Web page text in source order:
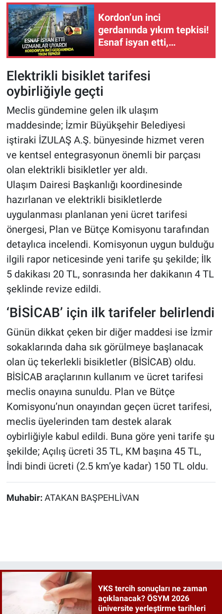
Kordon’un inci
gerdanında yıkım tepkisi!
Esnaf isyan etti,
Elektrikli bisiklet tarifesi
oybirliğiyle geçti
Meclis gündemine gelen ilk ulaşım
maddesinde; İzmir Büyükşehir Belediyesi
iştiraki İZULAŞ A.Ş. bünyesinde hizmet veren
ve kentsel entegrasyonun önemli bir parçası
olan elektrikli bisikletler yer aldı.
Ulaşım Dairesi Başkanlığı koordinesinde
hazırlanan ve elektrikli bisikletlerde
uygulanması planlanan yeni ücret tarifesi
önergesi, Plan ve Bütçe Komisyonu tarafından
detaylıca incelendi. Komisyonun uygun bulduğu
ilgili rapor neticesinde yeni tarife şu şekilde; İlk
5 dakikası 20 TL, sonrasında her dakikanın 4 TL
şeklinde revize edildi.
‘BİSİCAB’ için ilk tarifeler belirlendi
Günün dikkat çeken bir diğer maddesi ise İzmir
sokaklarında daha sık görülmeye başlanacak
olan üç tekerlekli bisikletler (BİSİCAB) oldu.
BİSİCAB araçlarının kullanım ve ücret tarifesi
meclis onayına sunuldu. Plan ve Bütçe
Komisyonu’nun onayından geçen ücret tarifesi,
meclis üyelerinden tam destek alarak
oybirliğiyle kabul edildi. Buna göre yeni tarife şu
şekilde; Açılış ücreti 35 TL, KM başına 45 TL,
İndi bindi ücreti (2.5 km’ye kadar) 150 TL oldu.
Muhabir: ATAKAN BAŞPEHLİVAN
YKS tercih sonuçları ne zaman
açıklanacak? ÖSYM 2026
üniversite yerleştirme tarihleri